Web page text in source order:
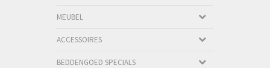
MEUBEL
ACCESSOIRES
BEDDENGOED SPECIALS